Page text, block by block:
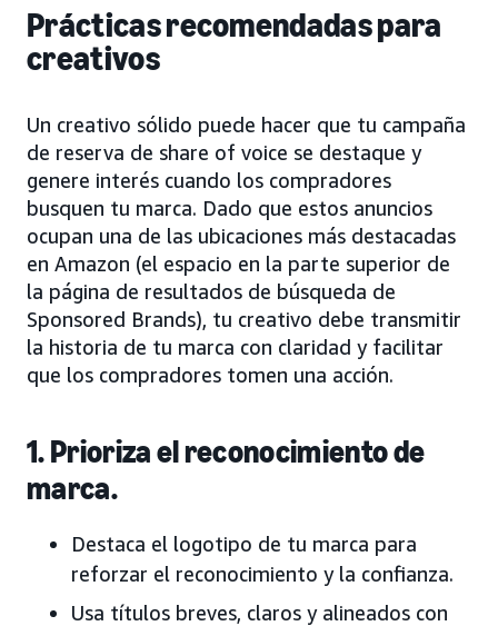
Prácticas recomendadas para
creativos
Un creativo sólido puede hacer que tu campaña
de reserva de share of voice se destaque y
genere interés cuando los compradores
busquen tu marca. Dado que estos anuncios
ocupan una de las ubicaciones más destacadas
en Amazon (el espacio en la parte superior de
la página de resultados de búsqueda de
Sponsored Brands), tu creativo debe transmitir
la historia de tu marca con claridad y facilitar
que los compradores tomen una acción.
1. Prioriza el reconocimiento de
marca.
Destaca el logotipo de tu marca para
reforzar el reconocimiento y la confianza.
Usa títulos breves, claros y alineados con